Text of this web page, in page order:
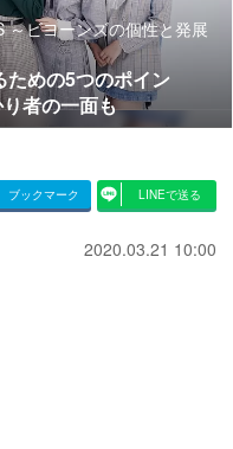
ビヨーンズの個性と発展
ための5つのポイン
者の一面も
ブックマーク LINEで送る
2020.03.21 10:00